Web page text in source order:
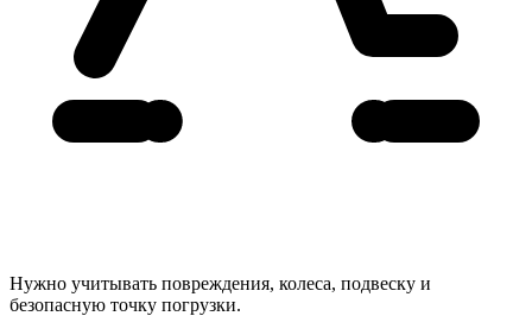
Нужно учитывать повреждения, колеса, подвеску и
безопасную точку погрузки.